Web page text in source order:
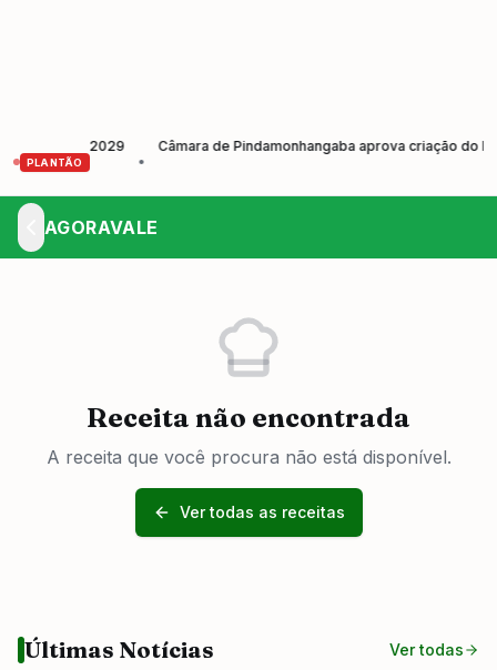
PLANTÃO
2026-2029
Câmara de Pindamonhangaba aprova criação do Dia
AGORAVALE
Receita não encontrada
A receita que você procura não está disponível.
Ver todas as receitas
Últimas Notícias Ver todas